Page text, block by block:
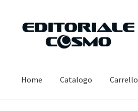
Vai
navigazione
Vai
Home Catalogo Carrello